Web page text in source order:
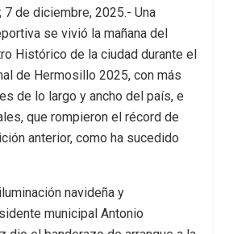
7 de diciembre, 2025.- Una
se vivió la mañana del
Histórico de la ciudad durante el
de Hermosillo 2025, con más
de lo largo y ancho del país, e
que rompieron el récord de
anterior, como ha sucedido
navideña y
municipal Antonio